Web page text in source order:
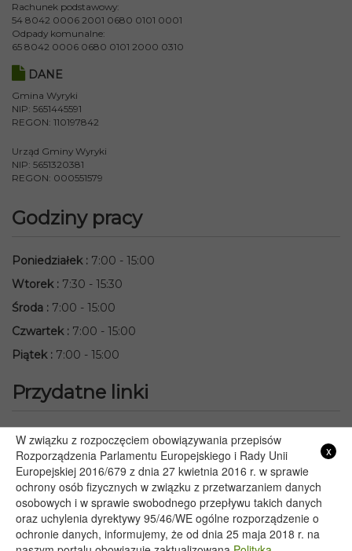
Rachunek podstawowy:
54 8042 0006 2001 0680 0101 0001
Odpady komunalne:
65 8042 0006 0680 0101 2000 0310
DANE
Gmina Wyryki
NIP: 5651445591
REGON: 110197842
Urząd Gminy Wyryki
NIP: 5651320381
REGON: 000551579
Godziny pracy
Poniedziałek: 7:00 - 15:00
Wtorek: 7:30 - 15:30
Środa : 7:00 - 15:00
Czwartek: 7:00 - 15:00
Piątek: 7:00 - 15:00
Przydatne linki
Starostwo Powiatowe we Włodawie
Lubelski Urząd Wojewódzki w Lublinie
Urząd Marszałkowski Województwa Lubelskiego w Lublinie
Serwis Rzeczypospolitej Polskiej
PGE – Planowane wyłączenia prądu
Poczta E-mail
x
W związku z rozpoczęciem obowiązywania przepisów
Rozporządzenia Parlamentu Europejskiego i Rady Unii
Europejskiej 2016/679 z dnia 27 kwietnia 2016 r. w sprawie
ochrony osób fizycznych w związku z przetwarzaniem danych
osobowych i w sprawie swobodnego przepływu takich danych
oraz uchylenia dyrektywy 95/46/WE ogólne rozporządzenie o
ochronie danych, informujemy, że od dnia 25 maja 2018 r. na